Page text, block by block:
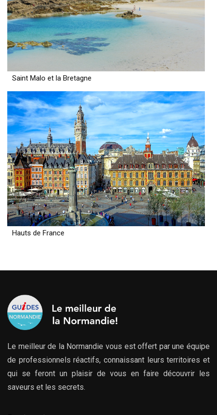
Saint Malo et la Bretagne
Hauts de France
Le meilleur de la Normandie vous est offert par une équipe
de professionnels réactifs, connaissant leurs territoires et
qui se feront un plaisir de vous en faire découvrir les
saveurs et les secrets.